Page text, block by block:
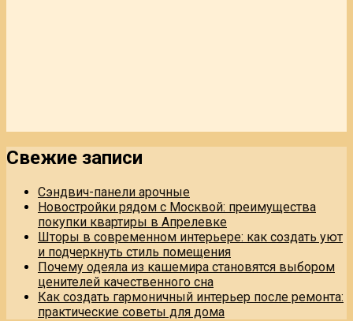
Свежие записи
Сэндвич-панели арочные
Новостройки рядом с Москвой: преимущества
покупки квартиры в Апрелевке
Шторы в современном интерьере: как создать уют
и подчеркнуть стиль помещения
Почему одеяла из кашемира становятся выбором
ценителей качественного сна
Как создать гармоничный интерьер после ремонта:
практические советы для дома